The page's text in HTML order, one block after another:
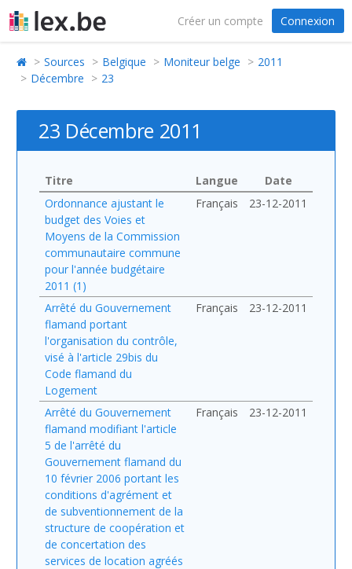
Créer un compte Connexion
Sources Belgique Moniteur belge
2011
Décembre
23
23 Décembre 2011
Titre Langue
Date
Ordonnance ajustant le
budget des Voies et
Moyens de la Commission
communautaire commune
pour l'année budgétaire
2011 (1)
Français 23-12-2011
Arrêté du Gouvernement
flamand portant
l'organisation du contrôle,
visé à l'article 29bis du
Code flamand du
Logement
Français 23-12-2011
Arrêté du Gouvernement
flamand modifiant l'article
5 de l'arrêté du
Gouvernement flamand du
10 février 2006 portant les
conditions d'agrément et
de subventionnement de la
structure de coopération et
de concertation des
services de location agréés
Français 23-12-2011